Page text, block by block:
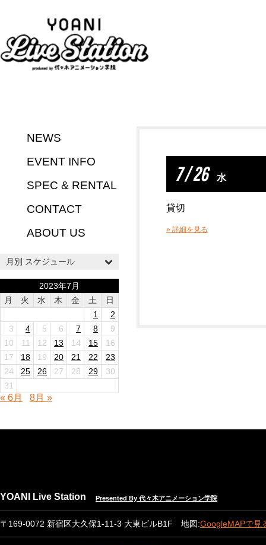
NEWS
EVENT INFO
SPEC & RENTAL
CONTACT
ABOUT US
月別 スケジュール
2023年7月
月
火 水 木 金 土
日
1
2
3
4 5 6 7 8
9
10
11 12 13 14 15
16
17
18 19 20 21 22
23
24
25 26 27 28 29
30
31
« 6月 8月 »
7 / 26 水
貸切
» 詳細を見る
YOANI Live Station Presented By 代々木アニメーション学院
〒169-0072 新宿区大久保1-11-3 大東ビルB1F 地図:GoogleMAPで見